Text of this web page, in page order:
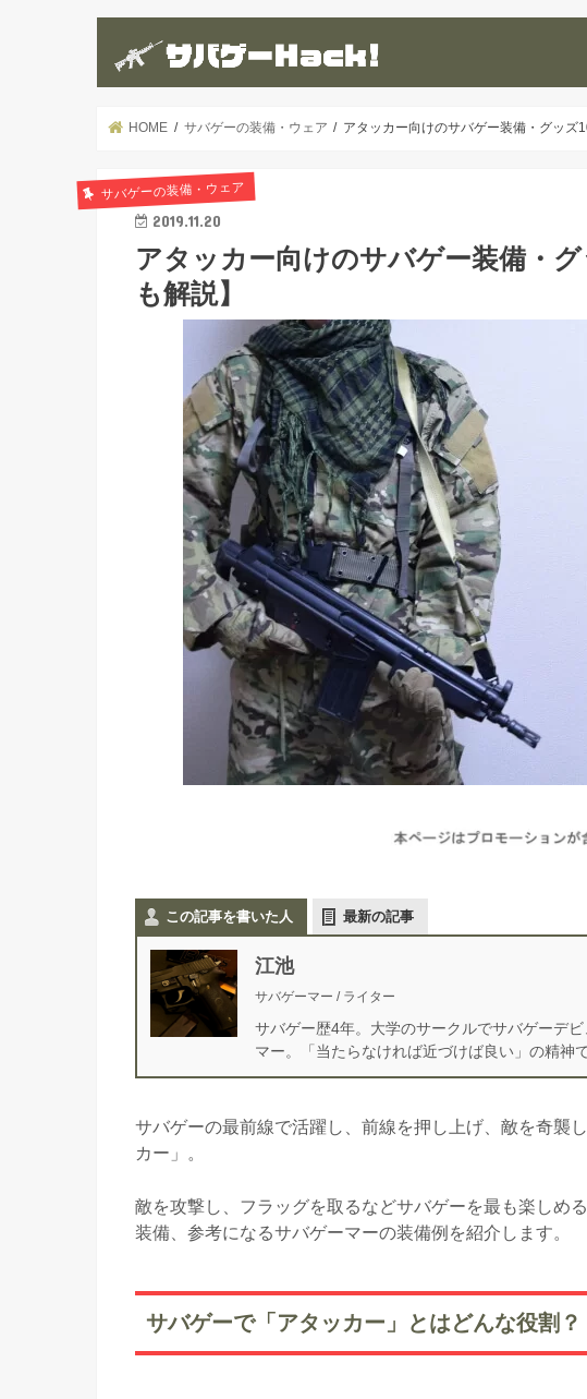
HOME サバゲーの装備・ウェア アタッカー向けのサバゲー装備・グッズ
サバゲーの装備・ウェア
2019.11.20
アタッカー向けのサバゲー装備・
も解説】
この記事を書いた人 最新の記事
江池
サバゲーマー / ライター
サバゲー歴4年。大学のサークルでサバゲーデ
マー。「当たらなければ近づけば良い」の精神
サバゲーの最前線で活躍し、前線を押し上げ、敵を奇襲
カー」。
敵を攻撃し、フラッグを取るなどサバゲーを最も楽しめ
装備、参考になるサバゲーマーの装備例を紹介します。
サバゲーで「アタッカー」とはどんな役割？